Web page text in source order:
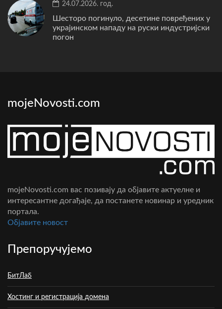
24.07.2026. год.
Шесторо погинуло, десетине повређених у
украјинском нападу на руски индустријски
погон
mojeNovosti.com
mojeNovosti.com вас позивају да објавите актуелне и
интересантне догађаје, да постанете новинар и уредник
портала.
Oбјавите новост
Препоручујемо
БитЛаб
Хостинг и регистрација домена